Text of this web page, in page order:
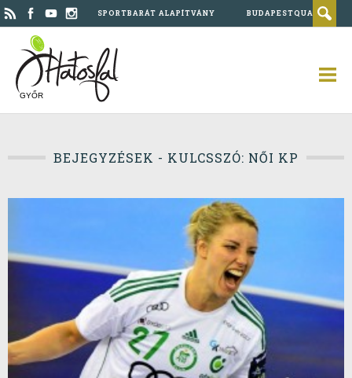
SPORTBARÁT ALAPÍTVÁNY BUDAPESTQUAD
GYŐR
BEJEGYZÉSEK - KULCSSZÓ: NŐI KP